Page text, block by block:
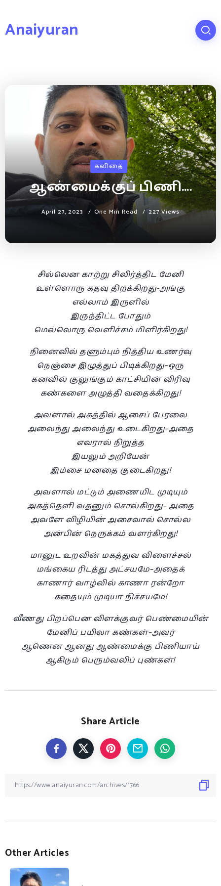
Anaiyuran
கவிதை
ஆண்மைக்குப் பிணி….
April 27, 2023 One Min Read 227 Views
சில்லென காற்று சிலிர்த்திட மேனி
உள்ளொரு கதவு திறக்கிறது-அங்கு
எல்லாம் இருளில்
இருந்திட்ட போதும்
மெல்லொரு வெளிச்சம் மிளிர்கிறது!
நினைவில் தளும்பும் நித்திய உணர்வு
நெஞ்சை இழுத்துப் பிடிக்கிறது–ஒரு
கனவில் குலுங்கும் காட்சியின் விரிவு
கண்களை அழுத்தி வதைக்கிறது!
அவளால் அகத்தில் ஆசைப் பேரலை
அலைந்து அலைந்து உடைகிறது–அதை
எவரால் நிறுத்த
இயலும் அறியேன்
இம்சை மனதை குடைகிறது!
அவளால் மட்டும் அணையிட முடியும்
அகத்தெளி வதனும் சொல்கிறது– அதை
அவளே விழியின் அசைவால் சொல்ல
அன்பின் நெருக்கம் வளர்கிறது!
மானுட உறவின் மகத்துவ விளைச்சல்
மங்கைய ரிடத்து அட்சயமே–அதைக்
காணார் வாழ்வில் காணா ரன்றோ
கதையும் முடியா நிச்சயமே!
வீணது பிறப்பென விளக்குவர் பெண்மையின்
மேனிப் பயிலா கண்கள்–அவர்
ஆணென ஆனது ஆண்மைக்கு பிணியாய்
ஆகிடும் பெரும்வலிப் புண்கள்!
Share Article
Other Articles